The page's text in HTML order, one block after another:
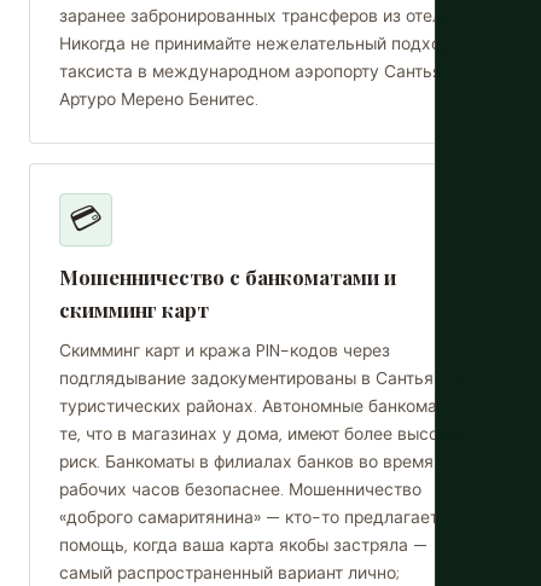
заранее забронированных трансферов из отеля.
Никогда не принимайте нежелательный подход
таксиста в международном аэропорту Сантьяго
Артуро Мерено Бенитес.
💳
Мошенничество с банкоматами и
скимминг карт
Скимминг карт и кража PIN-кодов через
подглядывание задокументированы в Сантьяго и
туристических районах. Автономные банкоматы и
те, что в магазинах у дома, имеют более высокий
риск. Банкоматы в филиалах банков во время
рабочих часов безопаснее. Мошенничество
«доброго самаритянина» — кто-то предлагает
помощь, когда ваша карта якобы застряла —
самый распространенный вариант лично;